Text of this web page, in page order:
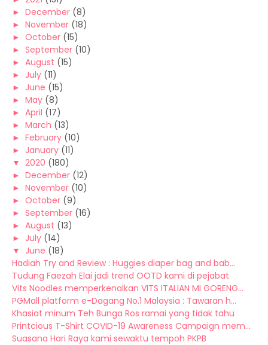
► December (8)
► November (18)
► October (15)
► September (10)
► August (15)
► July (11)
► June (15)
► May (8)
► April (17)
► March (13)
► February (10)
► January (11)
▼ 2020 (180)
► December (12)
► November (10)
► October (9)
► September (16)
► August (13)
► July (14)
▼ June (18)
Hadiah Try and Review : Huggies diaper bag and bab...
Tudung Faezah Elai jadi trend OOTD kami di pejabat
Vits Noodles memperkenalkan VITS ITALIAN MI GORENG...
PGMall platform e-Dagang No.1 Malaysia : Tawaran h...
Khasiat minum Teh Bunga Ros ramai yang tidak tahu
Printcious T-Shirt COVID-19 Awareness Campaign mem...
Suasana Hari Raya kami sewaktu tempoh PKPB